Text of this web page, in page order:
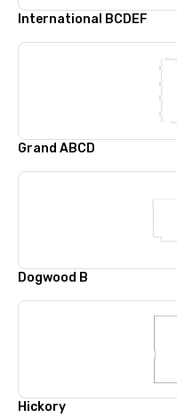
International BCDEF
Grand ABCD
Dogwood B
Hickory